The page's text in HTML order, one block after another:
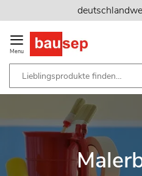
Inhalt
springen
Menu